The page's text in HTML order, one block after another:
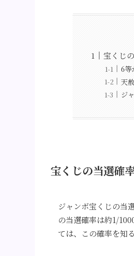
宝くじ
6等
天
ジ
宝くじの当選確
ジャンボ宝くじの当
の当選確率は約1/
ては、この確率を知